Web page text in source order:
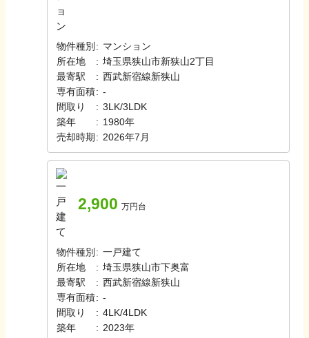
物件種別 : マンション
所在地
: 埼玉県狭山市新狭山2丁目
最寄駅
: 西武新宿線新狭山
専有面積: -
間取り
: 3LK/3LDK
築年
: 1980年
売却時期 : 2026年7月
2,900 万円台
物件種別 : 一戸建て
所在地
: 埼玉県狭山市下奥富
最寄駅
: 西武新宿線新狭山
専有面積: -
間取り
: 4LK/4LDK
築年
: 2023年